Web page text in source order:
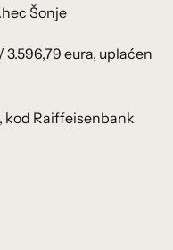
Šonje
eura, uplaćen
kod Raiffeisenbank